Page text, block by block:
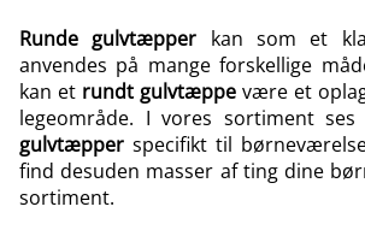
Runde gulvtæpper kan som et
anvendes på mange forskellige
kan et rundt gulvtæppe være et
legeområde. I vores sortiment ses
gulvtæpper specifikt til
find desuden masser af ting dine
sortiment.